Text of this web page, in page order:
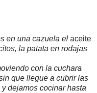
en una cazuela el aceite
la patata en rodajas
con la cuchara
que llegue a cubrir las
dejamos cocinar hasta